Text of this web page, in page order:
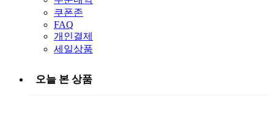
쿠폰존
FAQ
개인결제
세일상품
오늘 본 상품